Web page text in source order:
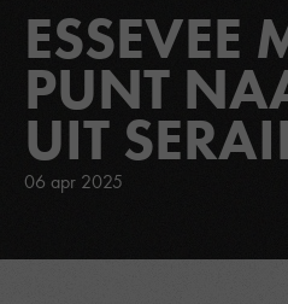
ESSEVEE
PUNT
UIT
06 apr 2025